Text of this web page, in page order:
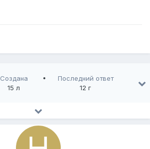
Создана
15 л
Последний ответ
12 г